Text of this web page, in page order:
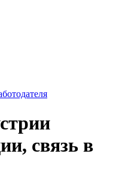
связь в